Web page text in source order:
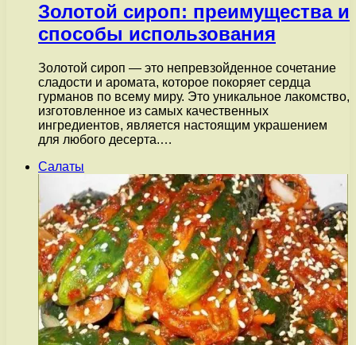
Золотой сироп: преимущества и
способы использования
Золотой сироп — это непревзойденное сочетание
сладости и аромата, которое покоряет сердца
гурманов по всему миру. Это уникальное лакомство,
изготовленное из самых качественных
ингредиентов, является настоящим украшением
для любого десерта.…
Салаты